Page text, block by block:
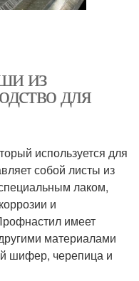
из
для
используется для
собой листы из
лаком,
и
имеет
материалами
шифер, черепица и